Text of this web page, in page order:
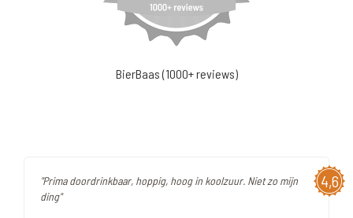
BierBaas (1000+ reviews)
4,6
"Prima doordrinkbaar, hoppig, hoog in koolzuur. Niet zo mijn
ding"